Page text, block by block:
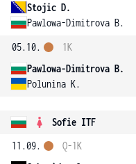
Stojic D.
Pawlowa-Dimitrova B.
05.10.
Pawlowa-Dimitrova B.
Polunina K.
1K
Sofie ITF
11.09.
Q-1K